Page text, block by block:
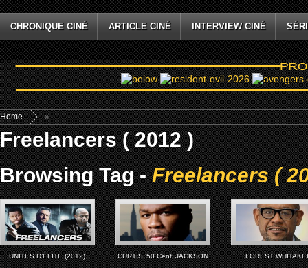
CHRONIQUE CINÉ ARTICLE CINÉ INTERVIEW CINÉ
Home »
Freelancers ( 2012 )
Browsing Tag -Freelancers (
UNITÉS D’ÉLITE (2012) CURTIS ’50 Cent’ JACKSON FOREST